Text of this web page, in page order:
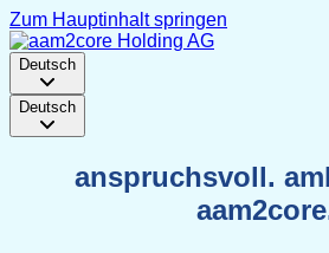
Zum Hauptinhalt springen
Deutsch
Deutsch
anspruchsvoll.